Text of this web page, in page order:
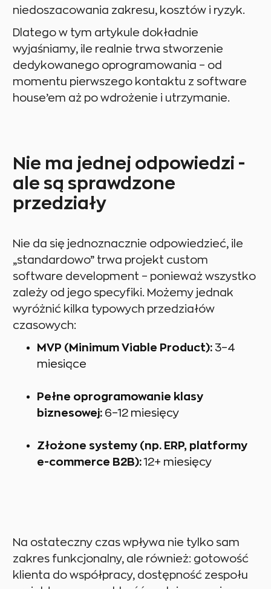
niedoszacowania zakresu, kosztów i ryzyk.
Dlatego w tym artykule dokładnie
wyjaśniamy, ile realnie trwa stworzenie
dedykowanego oprogramowania – od
momentu pierwszego kontaktu z software
house’em aż po wdrożenie i utrzymanie.
Nie ma jednej odpowiedzi -
ale są sprawdzone
przedziały
Nie da się jednoznacznie odpowiedzieć, ile
„standardowo” trwa projekt custom
software development – ponieważ wszystko
zależy od jego specyfiki. Możemy jednak
wyróżnić kilka typowych przedziałów
czasowych:
MVP (Minimum Viable Product): 3–4
miesiące
Pełne oprogramowanie klasy
biznesowej: 6–12 miesięcy
Złożone systemy (np. ERP, platformy
e-commerce B2B):12+ miesięcy
Na ostateczny czas wpływa nie tylko sam
zakres funkcjonalny, ale również: gotowość
klienta do współpracy, dostępność zespołu